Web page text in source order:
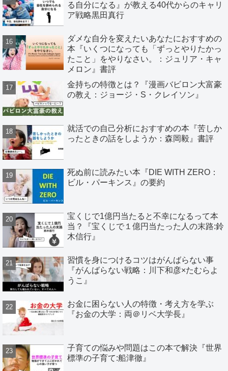
る自分になる』が教える40代からのキャリ
ア戦略黒田真行
ダメな自分を変えたいあなたにおすすめの
本『いくつになっても「ずっとやりたかっ
たこと」をやりなさい。：ジュリア・キャ
メロン』書評
金持ちの特徴とは？『漫画バビロン大富豪
の教え：ジョージ・S・クレイソン』
就活での自己分析におすすめの本『苦しか
ったときの話をしようか：森岡毅』書評
死ぬ前に読みたい本『DIE WITH ZERO：
ビル・パーキンス』の要約
宝くじで1億円当たると不幸になるって本
当？『宝くじで１億円当たった人の末路:鈴
木信行』
習慣を身につけるコツはがんばらない事
『がんばらない戦略：川下和彦×たむらよ
うこ』
お金に困らない人の特徴・考え方を学ぶ
『お金の大学：両＠リベ大学長』
子育ての悩みや問題はこの本で解決『世界
標準の子育て:船津徹』